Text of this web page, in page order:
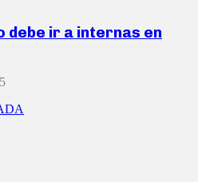
debe ir a internas en